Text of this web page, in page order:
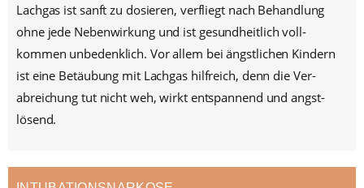
Lachgas ist sanft zu dosieren, ver­fliegt nach Be­hand­lung
ohne jede Neben­wirkung und ist gesund­heit­lich voll­
kommen un­bedenk­lich. Vor allem bei ängst­lichen Kindern
ist eine Be­täu­bung mit Lach­gas hilf­reich, denn die Ver­
abreichung tut nicht weh, wirkt ent­spannend und angst­
lösend.